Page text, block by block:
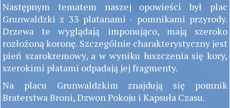
Następnym tematem naszej opowieści był plac
Grunwaldzki z 33 platanami - pomnikami przyrody.
Drzewa te wyglądają imponująco, mają szeroko
rozłożoną koronę. Szczególnie charakterystyczny jest
pień szarokremowy, a w wyniku łuszczenia się kory,
szerokimi płatami odpadają jej fragmenty.
Na placu Grunwaldzkim znajdują się pomnik
Braterstwa Broni, Dzwon Pokoju i Kapsuła Czasu.